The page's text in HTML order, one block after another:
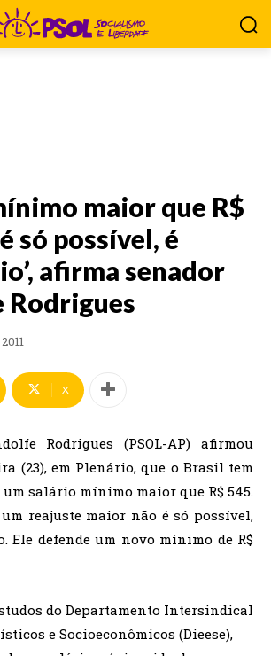
maior que R$
só possível, é
afirma senador
Rodrigues
X
Rodrigues (PSOL-AP) afirmou
(23), em Plenário, que o Brasil tem
salário mínimo maior que R$ 545.
reajuste maior não é só possível,
Ele defende um novo mínimo de R$
do Departamento Intersindical
e Socioeconômicos (Dieese),